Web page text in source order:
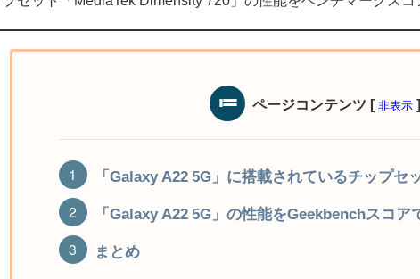
ページコンテンツ [ 非表示 ]
「Galaxy A22 5G」に搭載されているチップセ
「Galaxy A22 5G」の性能をGeekbenchスコア
まとめ